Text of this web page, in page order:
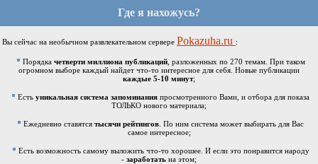
Где я нахожусь?
Вы сейчас на необычном развлекательном сервере Pokazuha.ru :
Порядка четверти миллиона публикаций, разложенных по 270 темам. При таком
огромном выборе каждый найдет что-то интересное для себя. Новые публикации
каждые 5-10 минут;
Есть уникальная система запоминания просмотренного Вами, и отбора для показа
ТОЛЬКО нового материала;
Ежедневно ставятся тысячи рейтингов . По ним система может выбирать для Вас
самое интересное;
Есть возможность самому выложить что-то хорошее. И если это понравится народу
- заработать на этом;